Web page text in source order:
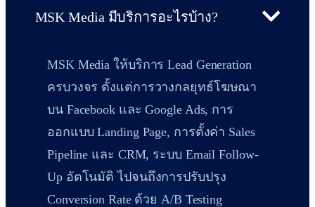
MSK Media มีบริการอะไรบ้าง?
MSK Media ให้บริการ Lead Generation
ครบวงจร ตั้งแต่การวางกลยุทธ์โฆษณา
บน Facebook และ Google Ads, การ
ออกแบบ Landing Page, การตั้งค่า Sales
Pipeline และ CRM, ระบบ Email Follow-
Up อัตโนมัติ ไปจนถึงการปรับปรุง
Conversion Rate ด้วย A/B Testing